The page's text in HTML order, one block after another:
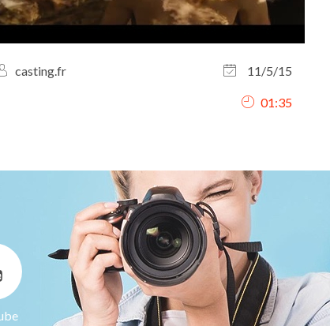
casting.fr 11/5/15
01:35